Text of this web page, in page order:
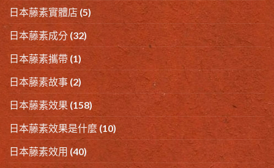
日本藤素實體店 (5)
日本藤素成分 (32)
日本藤素攜帶 (1)
日本藤素故事 (2)
日本藤素效果 (158)
日本藤素效果是什麼 (10)
日本藤素效用 (40)